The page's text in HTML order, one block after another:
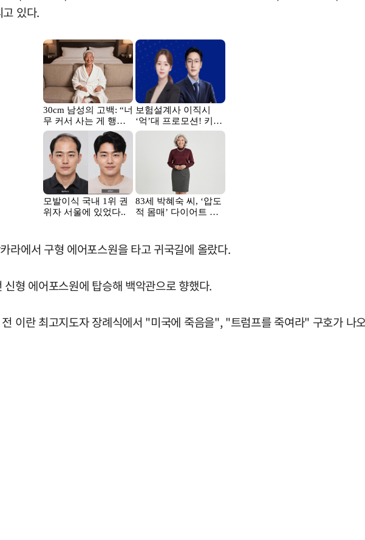
있다.
라에서 구형 에어포스원을 타고 귀국길에 올랐다.
형 에어포스원에 탑승해 백악관으로 향했다.
이란 최고지도자 장례식에서 "미국에 죽음을", "트럼프를 죽여라" 구호가 나